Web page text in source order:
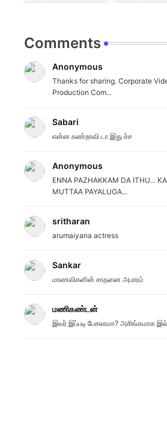
Comments
Anonymous
Thanks for sharing. Corporate
Production Com...
Sabari
என்ன கண்றாவி டா இது ச்ச
Anonymous
ENNA PAZHAKKAM DA ITHU...
MUTTAA PAYALUGA...
sritharan
arumaiyana actress
Sankar
மாணவிகளின் சாதனை அபாரம்
மணிகண்டன்
இவர் இப்படி பேசலாமா? அசிங்கமாக